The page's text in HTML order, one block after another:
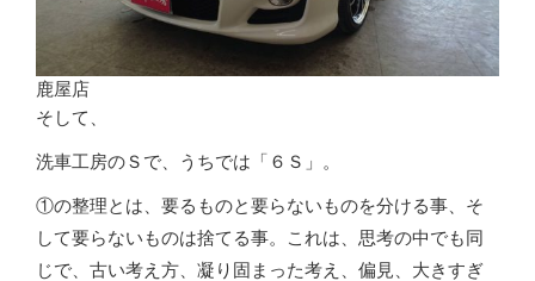
鹿屋店
そして、
洗車工房のＳで、うちでは「６Ｓ」。
①の整理とは、要るものと要らないものを分ける事、そ
して要らないものは捨てる事。これは、思考の中でも同
じで、古い考え方、凝り固まった考え、偏見、大きすぎ